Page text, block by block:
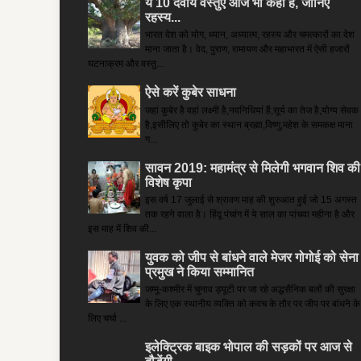
ये 10 दैवीय वस्तुएं आज भी कहीं हैं, जानिए
रहस्य...
भारत देश को योग, ध्यान, अध्यात्म, रहस्य और चमत्कारों का देश
माना जाता है। वेद, पुराण, रामायण और महाभारत में ऐसी हजारों
घटनाक्रम और वस्तु...
ऐसे करें कुबेर साधना
जहां कुबेर है­ वहां लक्ष्मी है,नवनिधियां हैं,सूर्य का तेज है,योग्य सेवक
है,इसीलिए तो कुबेर का स्थान ब्रह्मा,विष्णु,महेश के समकक्ष माना
ग...
सावन 2019: महामंत्र से मिलेगी भगवान शिव की
विशेष कृपा
इस वर्ष 17 जुलाई से श्रावण माह की शुरुआत हुई जो 15 अगस्त
तक रहने वाला है। हिंदू पंचांग में ये साल का पांचवा महीना है और
इस माह में शिव की...
युवक को जीप से बांधने वाले मेजर गोगोई को सेना
प्रमुख ने किया सम्‍मानित
जम्मू-कश्मीर में चुनाव ड्यूटी पर जा रहे अद्धसैनिक बलों की सुरक्षा
के लिए एक स्थानीय व्यक्ति को कवच के तौर पर जीप पर बांधने के
लिए चर्चा ...
इलेक्ट्रिक बाइक भोपाल की सड़कों पर आज से